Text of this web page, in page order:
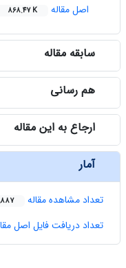
اصل مقاله
868.47 K
سابقه مقاله
هم رسانی
ارجاع به این مقاله
آمار
تعداد مشاهده مقاله
تعداد دریافت فایل اصل